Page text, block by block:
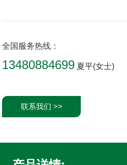
全国服务热线：
13480884699 夏平(女士)
联系我们 >>